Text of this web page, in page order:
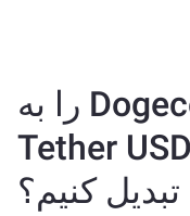
چرا Dogecoin (DOGE) را به
Tether
تبدیل کنیم؟